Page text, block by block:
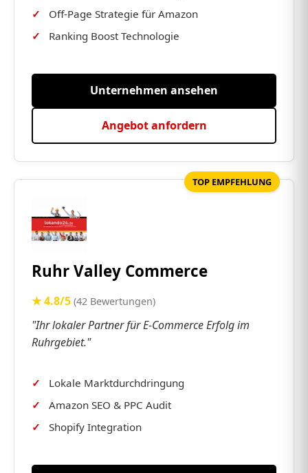
Off-Page Strategie für Amazon
Ranking Boost Technologie
Unternehmen ansehen
Angebot anfordern
TOP EMPFEHLUNG
Ruhr Valley Commerce
★ 4.8/5 (42 Bewertungen)
"Ihr lokaler Partner für E-Commerce Erfolg im
Ruhrgebiet."
Lokale Marktdurchdringung
Amazon SEO & PPC Audit
Shopify Integration